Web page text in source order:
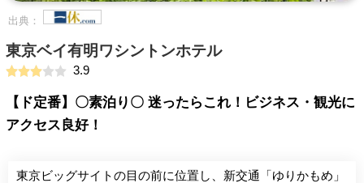
出典：
東京ベイ有明ワシントンホテル
3.9
【ド定番】〇素泊り〇 迷ったらこれ！ビジネス・観光に
アクセス良好！
東京ビッグサイトの目の前に位置し、新交通「ゆりかもめ」